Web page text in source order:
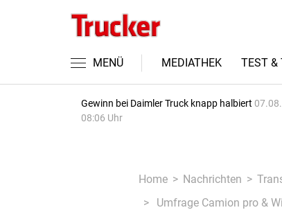
MENÜ MEDIATHEK TEST &
Gewinn bei Daimler Truck knapp halbiert
08:06 Uhr
Home Nachrichten
Umfrage Camion pro &